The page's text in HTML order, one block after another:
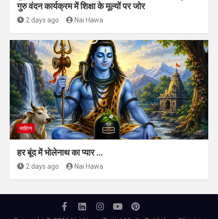
गुरु केवल पढ़ाते नहीं, राष्ट्र का भविष्य भी गढ़ते हैं | भरतपुर के
गुरु वंदन कार्यक्रम में शिक्षा के मूल्यों पर जोर
2 days ago Nai Hawa
हर बूंद में भोलेनाथ का प्यार …
2 days ago Nai Hawa